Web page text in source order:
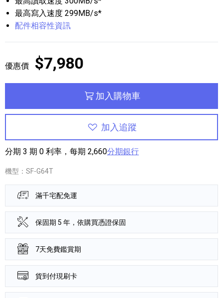
最高寫入速度 299MB/s*
配件相容性資訊
優惠價 $7,980
加入購物車
加入追蹤
分期 3 期 0 利率，每期 2,660分期銀行
機型：SF-G64T
滿千宅配免運
保固期 5 年，依購買憑證保固
7天免費鑑賞期
貨到付現刷卡